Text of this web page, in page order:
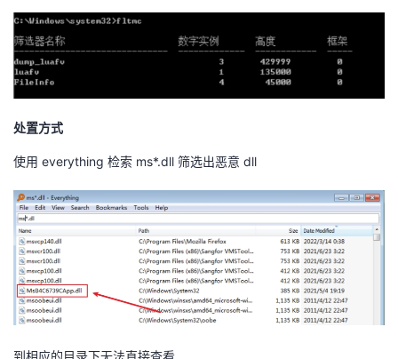
我
的
我
坛
圈
子
的
直
播
我
的
活
动
我
的
关
我
的
我
处置方式
使用 everything 检索 ms*.dll 筛选出恶意 dll